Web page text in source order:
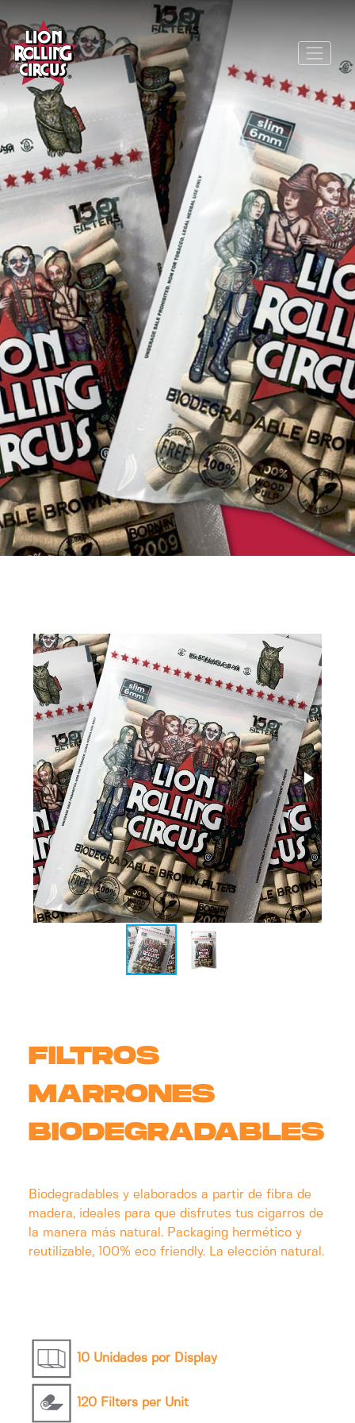
FILTROS
MARRONES
BIODEGRADABLES
Biodegradables y elaborados a partir de fibra de
madera, ideales para que disfrutes tus cigarros de
la manera más natural. Packaging hermético y
reutilizable, 100% eco friendly. La elección natural.
10 Unidades por Display
120 Filters per Unit